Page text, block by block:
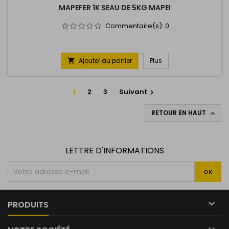
MAPEFER 1K SEAU DE 5KG MAPEI
Commentaire(s): 0
 Ajouter au panier Plus
1 2 3 Suivant 
RETOUR EN HAUT 
LETTRE D'INFORMATIONS
PRODUITS 